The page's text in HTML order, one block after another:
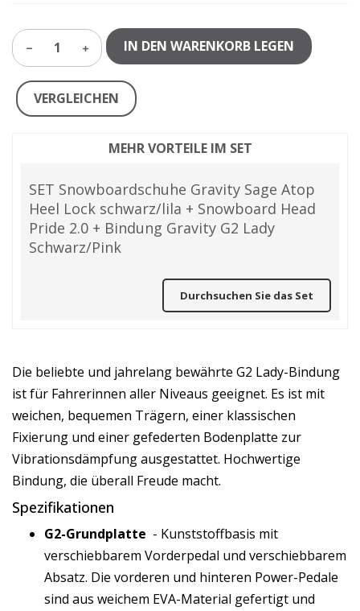
1 IN DEN WARENKORB LEGEN
VERGLEICHEN
MEHR VORTEILE IM SET
SET Snowboardschuhe Gravity Sage Atop
Heel Lock schwarz/lila + Snowboard Head
Pride 2.0 + Bindung Gravity G2 Lady
Schwarz/Pink
Durchsuchen Sie das Set
Die beliebte und jahrelang bewährte G2 Lady-Bindung
ist für Fahrerinnen aller Niveaus geeignet. Es ist mit
weichen, bequemen Trägern, einer klassischen
Fixierung und einer gefederten Bodenplatte zur
Vibrationsdämpfung ausgestattet. Hochwertige
Bindung, die überall Freude macht.
Spezifikationen
G2-Grundplatte - Kunststoffbasis mit
verschiebbarem Vorderpedal und verschiebbarem
Absatz. Die vorderen und hinteren Power-Pedale
sind aus weichem EVA-Material gefertigt und